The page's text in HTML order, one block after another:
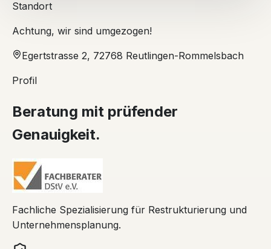
Standort
Achtung, wir sind umgezogen!
Egertstrasse 2, 72768 Reutlingen-Rommelsbach
Profil
Beratung mit prüfender
Genauigkeit.
Fachliche Spezialisierung für Restrukturierung und
Unternehmensplanung.